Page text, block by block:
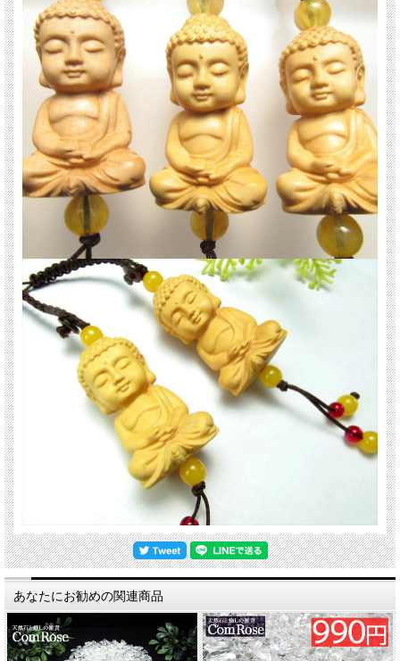
又、多少の傷・へこみ・亀裂のある場合もございます。天然木の味としてご理解
いただき、お買い求めくださいませ。
※手彫りのため、形状、高さには多少の誤差が生じる場合がございます。
関連キーワード
天然石 パワーストーン 海外直輸入 バイヤー厳選 プレゼント ギフト メンズ レデ
ィース 卸し 卸価格 実店舗 ハンドメイド サイズ直し コムローズ comrose
あなたにお勧めの関連商品